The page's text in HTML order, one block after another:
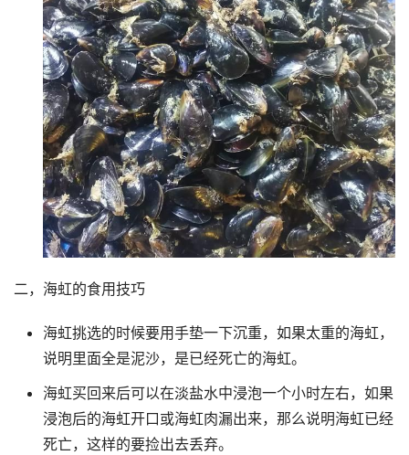
二，海虹的食用技巧
海虹挑选的时候要用手垫一下沉重，如果太重的海虹，
说明里面全是泥沙，是已经死亡的海虹。
海虹买回来后可以在淡盐水中浸泡一个小时左右，如果
浸泡后的海虹开口或海虹肉漏出来，那么说明海虹已经
死亡，这样的要捡出去丢弃。